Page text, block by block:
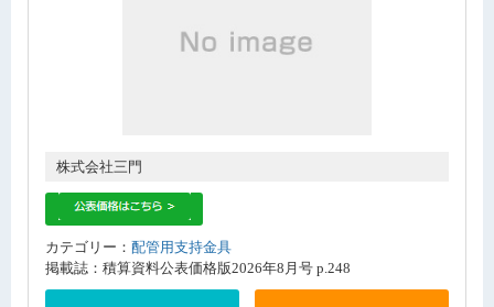
株式会社三門
カテゴリー： 配管用支持金具
掲載誌：積算資料公表価格版2026年8月号 p.248